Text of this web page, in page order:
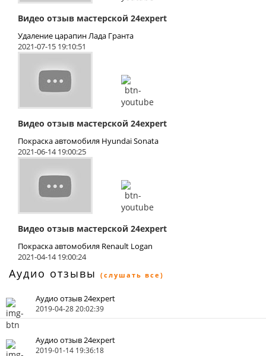
Видео отзыв мастерской 24expert
Удаление царапин Лада Гранта
2021-07-15 19:10:51
Видео отзыв мастерской 24expert
Покраска автомобиля Hyundai Sonata
2021-06-14 19:00:25
Видео отзыв мастерской 24expert
Покраска автомобиля Renault Logan
2021-04-14 19:00:24
Аудио отзывы (слушать все)
Аудио отзыв 24expert
2019-04-28 20:02:39
Аудио отзыв 24expert
2019-01-14 19:36:18